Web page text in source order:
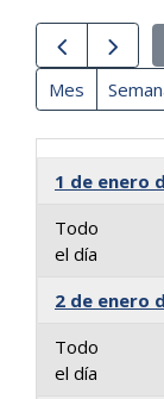
Mes
1 de enero
Todo
el día
2 de enero
Todo
el día